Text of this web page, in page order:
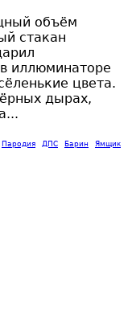
объём
стакан
иллюминаторе
цвета.
дырах,
Пародия ДПС Барин Ямщик